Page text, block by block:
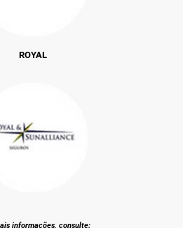
ROYAL
informações, consulte: